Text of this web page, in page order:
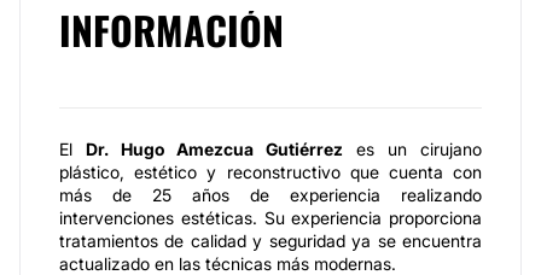
INFORMACIÓN
El Dr. Hugo Amezcua Gutiérrez es un cirujano
plástico, estético y reconstructivo que cuenta con
más de 25 años de experiencia realizando
intervenciones estéticas. Su experiencia proporciona
tratamientos de calidad y seguridad ya se encuentra
actualizado en las técnicas más modernas.